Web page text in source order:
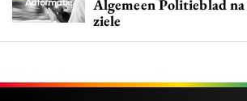
Algemeen Politieblad
ziele